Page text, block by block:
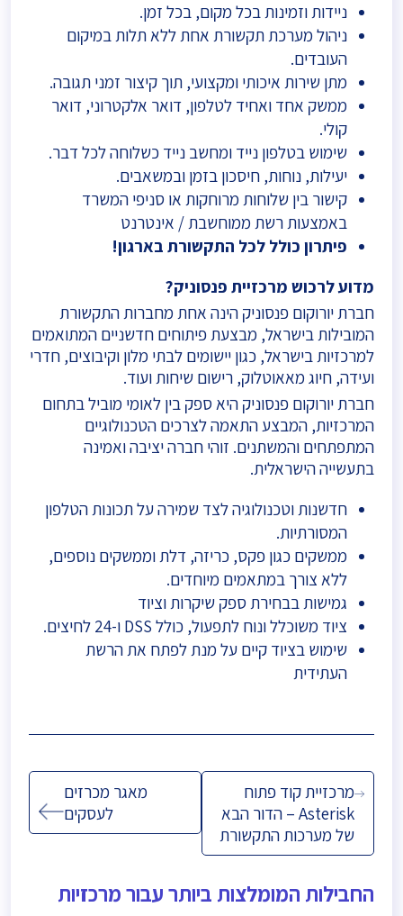
ניידות וזמינות בכל מקום, בכל זמן.
ניהול מערכת תקשורת אחת ללא תלות במיקום
העובדים.
מתן שירות איכותי ומקצועי, תוך קיצור זמני תגובה.
ממשק אחד ואחיד לטלפון, דואר אלקטרוני, דואר
קולי.
שימוש בטלפון נייד ומחשב נייד כשלוחה לכל דבר.
יעילות, נוחות, חיסכון בזמן ובמשאבים.
קישור בין שלוחות מרוחקות או סניפי המשרד
באמצעות רשת ממוחשבת / אינטרנט
פיתרון כולל לכל התקשורת בארגון!
מדוע לרכוש מרכזיית פנסוניק?
חברת יורוקום פנסוניק הינה אחת מחברות התקשורת
המובילות בישראל, מבצעת פיתוחים חדשניים המתואמים
למרכזיות בישראל, כגון יישומים לבתי מלון וקיבוצים, חדרי
ועידה, חיוג מאאוטלוק, רישום שיחות ועוד.
חברת יורוקום פנסוניק היא ספק בין לאומי מוביל בתחום
המרכזיות, המבצע התאמה לצרכים הטכנולוגיים
המתפתחים והמשתנים. זוהי חברה יציבה ואמינה
בתעשייה הישראלית.
חדשנות וטכנולוגיה לצד שמירה על תכונות הטלפון
המסורתיות.
ממשקים כגון פקס, כריזה, דלת וממשקים נוספים,
ללא צורך במתאמים מיוחדים.
גמישות בבחירת ספק שיקרות וציוד
ציוד משוכלל ונוח לתפעול, כולל DSS ו-24 לחיצים.
שימוש בציוד קיים על מנת לפתח את הרשת
העתידית
ניווט
מרכזיית קוד פתוח
Asterisk – הדור הבא
של מערכות התקשורת
מאגר מכרזים
לעסקים
החבילות המומלצות ביותר עבור מרכזיות